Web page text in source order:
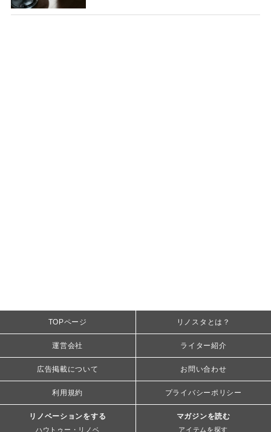
TOPページ リノスタとは？
運営会社 ライター紹介
広告掲載について お問い合わせ
利用規約 プライバシーポリシー
リノベーションをする
ハウトゥー・リノベ
マガジンを読む
アイテムを探す